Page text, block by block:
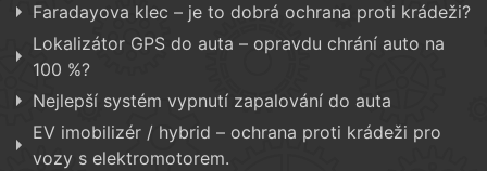
Faradayova klec – je to dobrá ochrana proti krádeži?
Lokalizátor GPS do auta – opravdu chrání auto na
100 %?
Nejlepší systém vypnutí zapalování do auta
EV imobilizér / hybrid – ochrana proti krádeži pro
vozy s elektromotorem.